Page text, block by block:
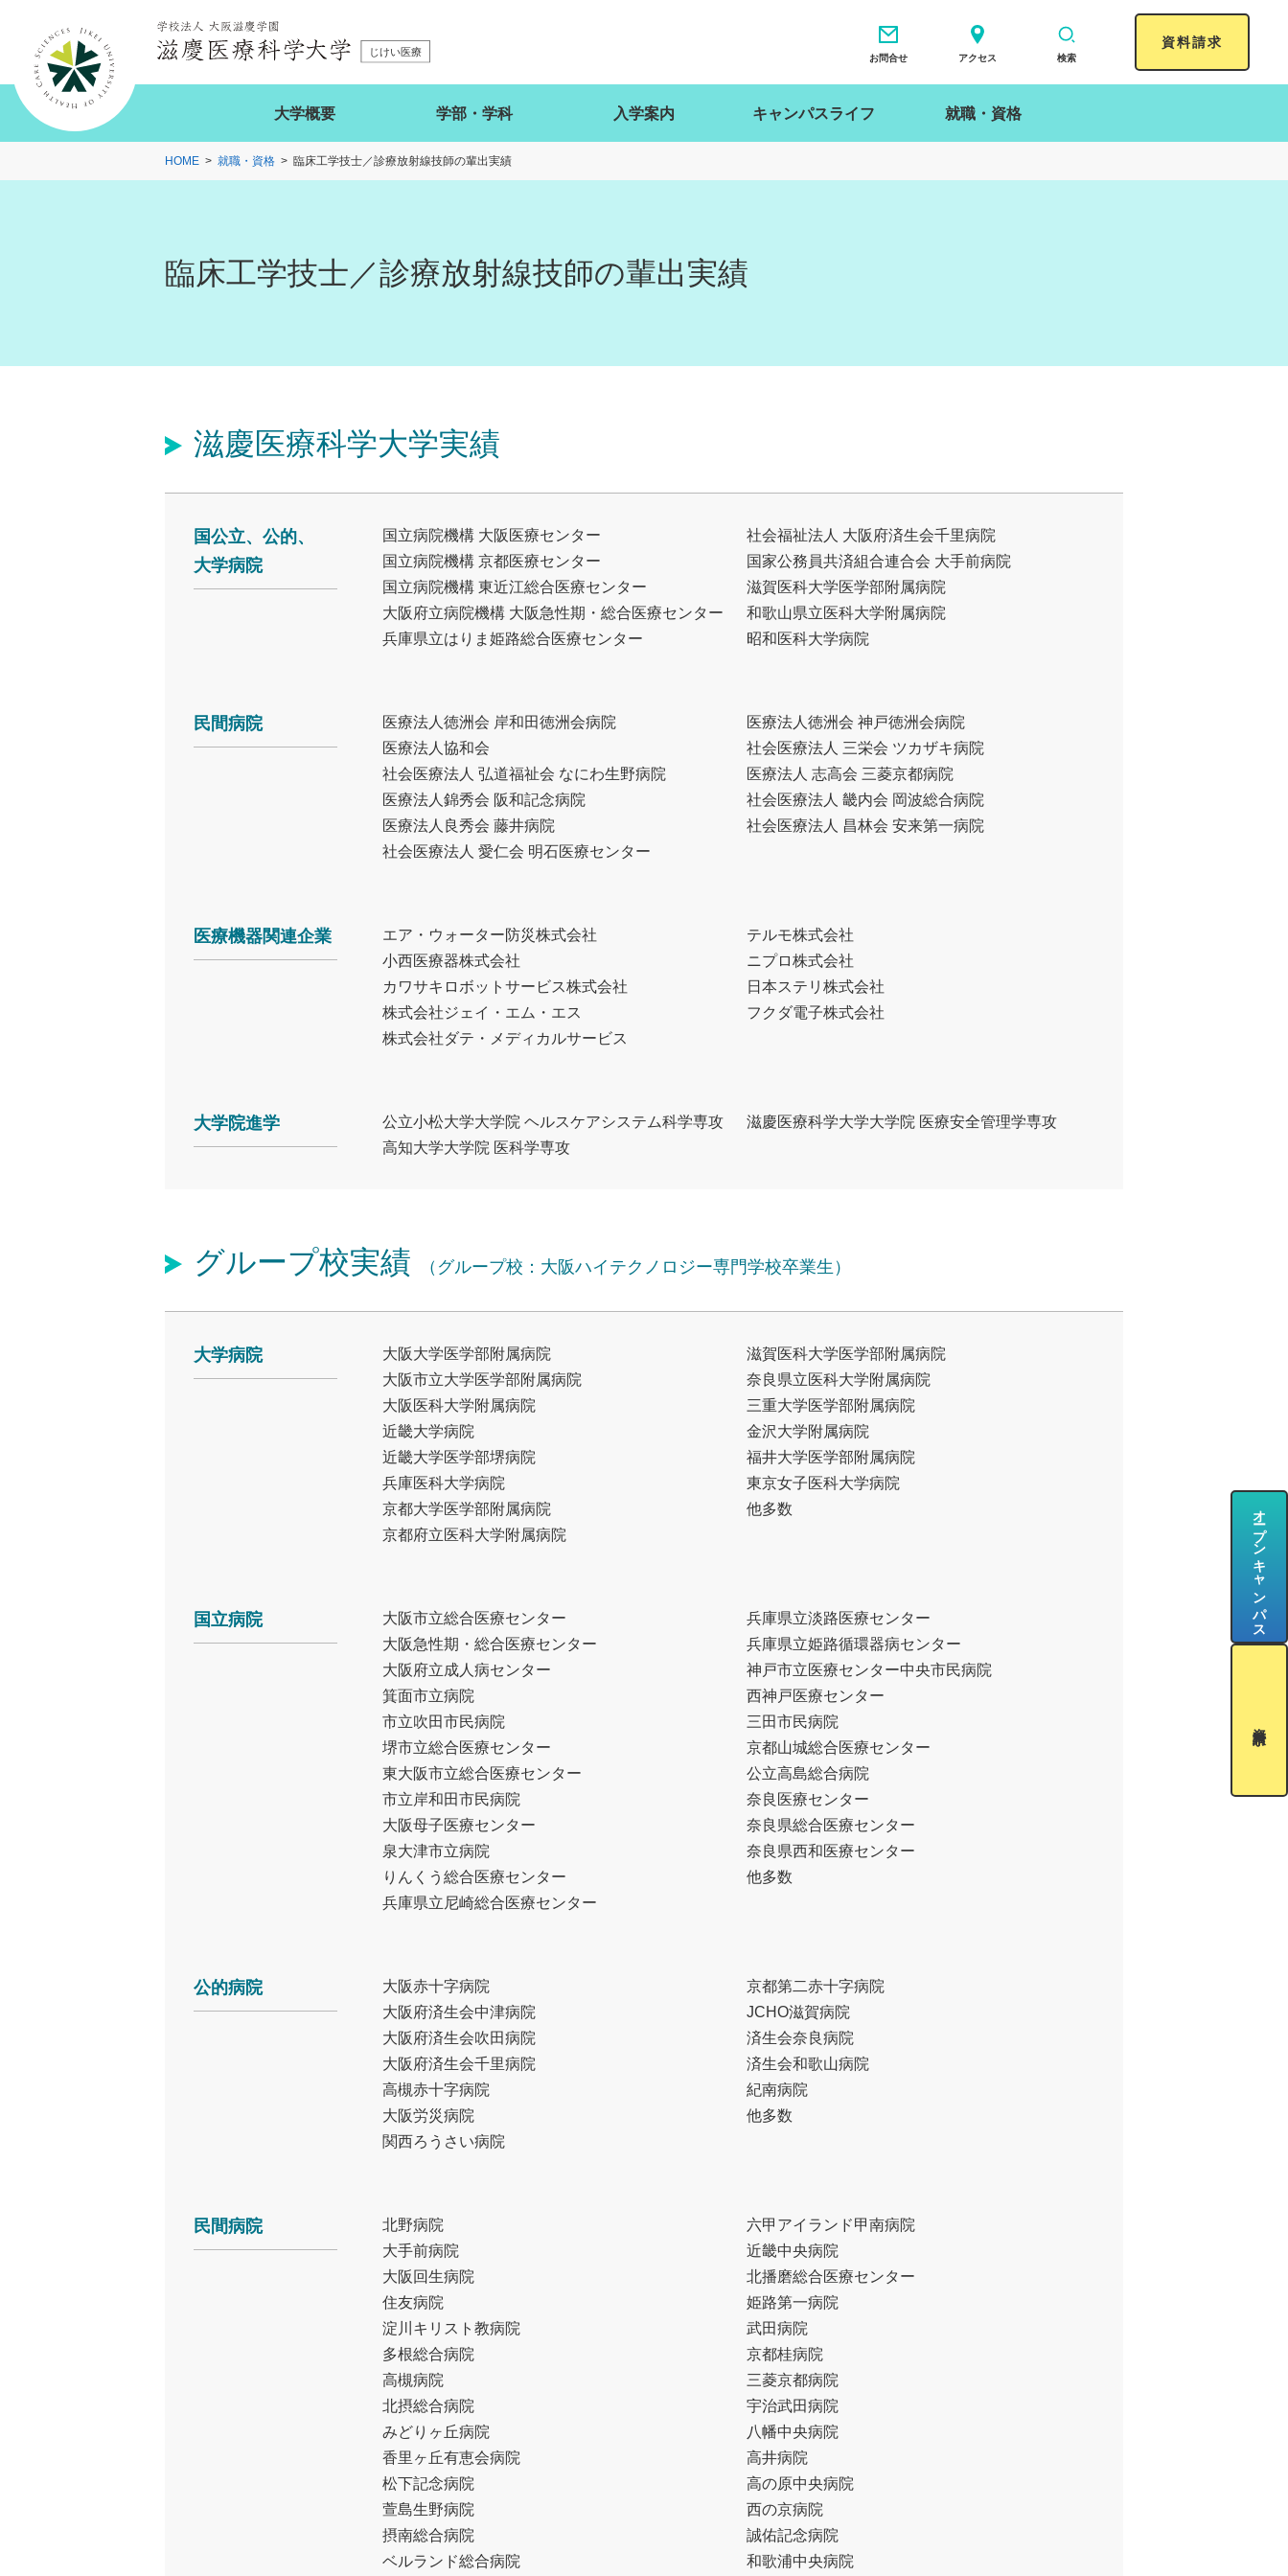
お問合せ アクセス 検索
資料請求
大学概要 学部・学科 入学案内 キャンパスライフ 就職・資格
HOME 就職・資格 臨床工学技士／診療放射線技師の輩出実績
臨床工学技士／診療放射線技師の輩出実績
滋慶医療科学大学実績
国公立、公的、
大学病院
国立病院機構 大阪医療センター
国立病院機構 京都医療センター
国立病院機構 東近江総合医療センター
大阪府立病院機構 大阪急性期・総合医療センター
兵庫県立はりま姫路総合医療センター
社会福祉法人 大阪府済生会千里病院
国家公務員共済組合連合会 大手前病院
滋賀医科大学医学部附属病院
和歌山県立医科大学附属病院
昭和医科大学病院
民間病院
医療法人徳洲会 岸和田徳洲会病院
医療法人協和会
社会医療法人 弘道福祉会 なにわ生野病院
医療法人錦秀会 阪和記念病院
医療法人良秀会 藤井病院
社会医療法人 愛仁会 明石医療センター
医療法人徳洲会 神戸徳洲会病院
社会医療法人 三栄会 ツカザキ病院
医療法人 志高会 三菱京都病院
社会医療法人 畿内会 岡波総合病院
社会医療法人 昌林会 安来第一病院
医療機器関連企業
エア・ウォーター防災株式会社
小西医療器株式会社
カワサキロボットサービス株式会社
株式会社ジェイ・エム・エス
株式会社ダテ・メディカルサービス
テルモ株式会社
ニプロ株式会社
日本ステリ株式会社
フクダ電子株式会社
大学院進学
公立小松大学大学院 ヘルスケアシステム科学専攻
高知大学大学院 医科学専攻
滋慶医療科学大学大学院 医療安全管理学専攻
グループ校実績 （グループ校：大阪ハイテクノロジー専門学校卒業生）
大学病院
大阪大学医学部附属病院
大阪市立大学医学部附属病院
大阪医科大学附属病院
近畿大学病院
近畿大学医学部堺病院
兵庫医科大学病院
京都大学医学部附属病院
京都府立医科大学附属病院
滋賀医科大学医学部附属病院
奈良県立医科大学附属病院
三重大学医学部附属病院
金沢大学附属病院
福井大学医学部附属病院
東京女子医科大学病院
他多数
国立病院
大阪市立総合医療センター
大阪急性期・総合医療センター
大阪府立成人病センター
箕面市立病院
市立吹田市民病院
堺市立総合医療センター
東大阪市立総合医療センター
市立岸和田市民病院
大阪母子医療センター
泉大津市立病院
りんくう総合医療センター
兵庫県立尼崎総合医療センター
兵庫県立淡路医療センター
兵庫県立姫路循環器病センター
神戸市立医療センター中央市民病院
西神戸医療センター
三田市民病院
京都山城総合医療センター
公立高島総合病院
奈良医療センター
奈良県総合医療センター
奈良県西和医療センター
他多数
公的病院
大阪赤十字病院
大阪府済生会中津病院
大阪府済生会吹田病院
大阪府済生会千里病院
高槻赤十字病院
大阪労災病院
関西ろうさい病院
京都第二赤十字病院
JCHO滋賀病院
済生会奈良病院
済生会和歌山病院
紀南病院
他多数
民間病院
北野病院
大手前病院
大阪回生病院
住友病院
淀川キリスト教病院
多根総合病院
高槻病院
北摂総合病院
みどりヶ丘病院
香里ヶ丘有恵会病院
松下記念病院
萱島生野病院
摂南総合病院
ベルランド総合病院
六甲アイランド甲南病院
近畿中央病院
北播磨総合医療センター
姫路第一病院
武田病院
京都桂病院
三菱京都病院
宇治武田病院
八幡中央病院
高井病院
高の原中央病院
西の京病院
誠佑記念病院
和歌浦中央病院
オープンキャンパス